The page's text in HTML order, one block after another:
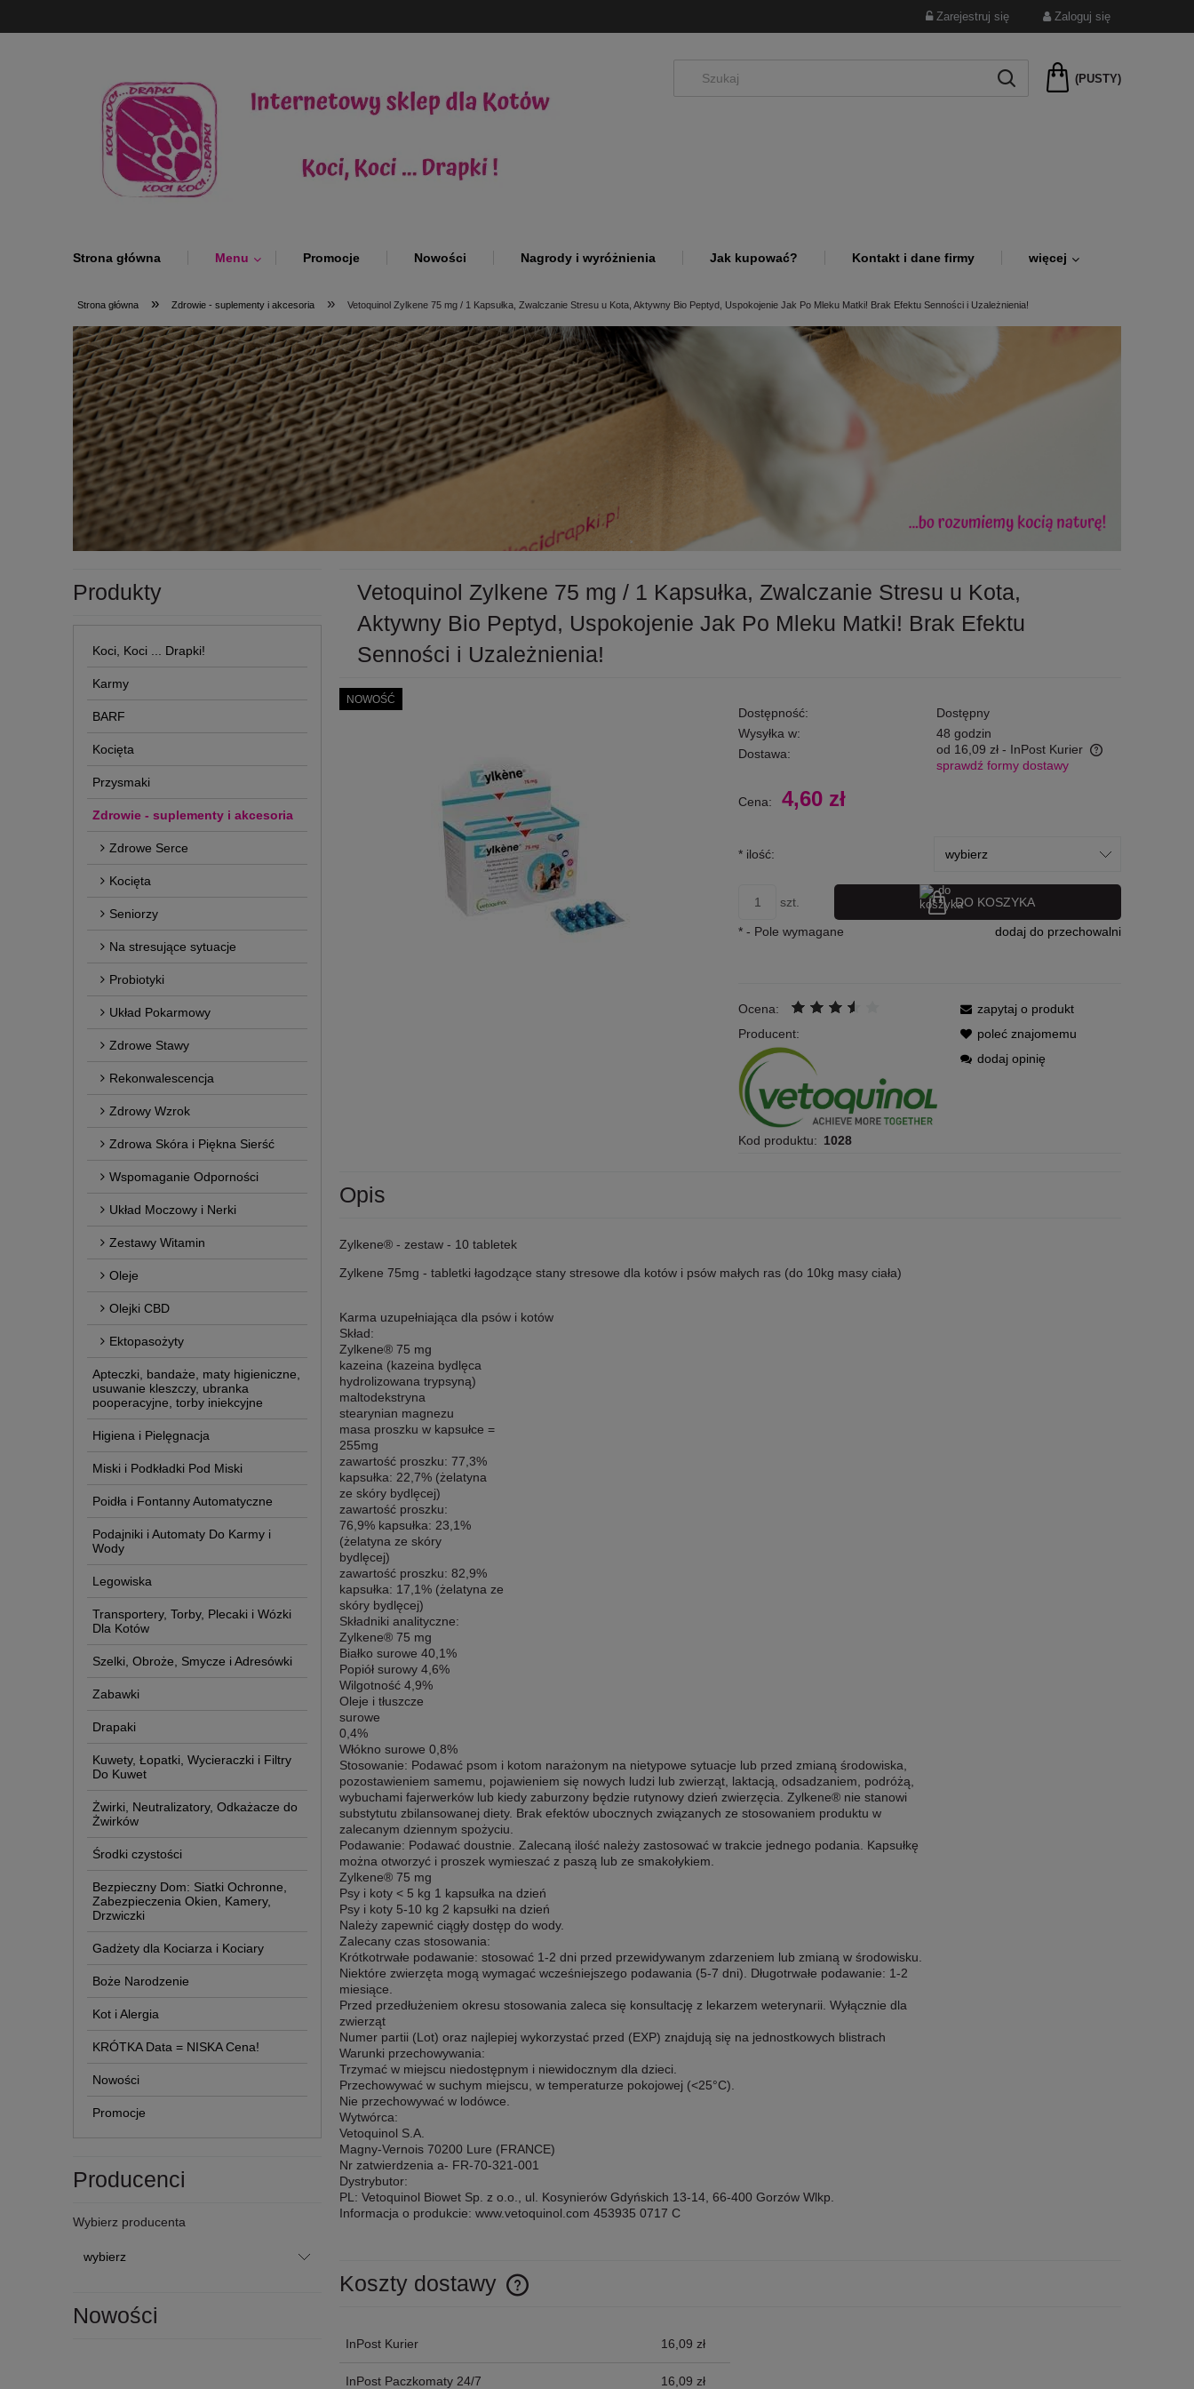
Zarejestruj się Zaloguj się
(PUSTY)
Strona główna Menu Promocje Nowości Nagrody i wyróżnienia Jak kupować? Kontakt i dane firmy więcej
Strona główna » Zdrowie - suplementy i akcesoria » Vetoquinol Zylkene 75 mg / 1 Kapsułka, Zwalczanie Stresu u Kota, Aktywny Bio Peptyd, Uspokojenie Jak Po Mleku Matki! Brak Efektu Senności i Uzależnienia!
Produkty
Koci, Koci ... Drapki!
Karmy
BARF
Kocięta
Przysmaki
Zdrowie - suplementy i akcesoria
Zdrowe Serce
Kocięta
Seniorzy
Na stresujące sytuacje
Probiotyki
Układ Pokarmowy
Zdrowe Stawy
Rekonwalescencja
Zdrowy Wzrok
Zdrowa Skóra i Piękna Sierść
Wspomaganie Odporności
Układ Moczowy i Nerki
Zestawy Witamin
Oleje
Olejki CBD
Ektopasożyty
Apteczki, bandaże, maty higieniczne,
usuwanie kleszczy, ubranka
pooperacyjne, torby iniekcyjne
Higiena i Pielęgnacja
Miski i Podkładki Pod Miski
Poidła i Fontanny Automatyczne
Podajniki i Automaty Do Karmy i
Wody
Legowiska
Transportery, Torby, Plecaki i Wózki
Dla Kotów
Szelki, Obroże, Smycze i Adresówki
Zabawki
Drapaki
Kuwety, Łopatki, Wycieraczki i Filtry
Do Kuwet
Żwirki, Neutralizatory, Odkażacze do
Żwirków
Środki czystości
Bezpieczny Dom: Siatki Ochronne,
Zabezpieczenia Okien, Kamery,
Drzwiczki
Gadżety dla Kociarza i Kociary
Boże Narodzenie
Kot i Alergia
KRÓTKA Data = NISKA Cena!
Nowości
Promocje
Producenci
Wybierz producenta
Nowości
Vetoquinol Zylkene 75 mg / 1 Kapsułka, Zwalczanie Stresu u Kota,
Aktywny Bio Peptyd, Uspokojenie Jak Po Mleku Matki! Brak Efektu
Senności i Uzależnienia!
NOWOŚĆ
Dostępność:
Dostępny
Wysyłka w:
48 godzin
Dostawa:
od 16,09 zł - InPost Kurier
sprawdź formy dostawy
Cena: 4,60 zł
* ilość:
szt. DO KOSZYKA
dodaj do przechowalni
* - Pole wymagane
Ocena:
Producent:
Kod produktu: 1028
zapytaj o produkt
poleć znajomemu
dodaj opinię
Opis
Zylkene® - zestaw - 10 tabletek
Zylkene 75mg - tabletki łagodzące stany stresowe dla kotów i psów małych ras (do 10kg masy ciała)
Karma uzupełniająca dla psów i kotów
Skład:
Zylkene® 75 mg
kazeina (kazeina bydlęca
hydrolizowana trypsyną)
maltodekstryna
stearynian magnezu
masa proszku w kapsułce =
255mg
zawartość proszku: 77,3%
kapsułka: 22,7% (żelatyna
ze skóry bydlęcej)
zawartość proszku:
76,9% kapsułka: 23,1%
(żelatyna ze skóry
bydlęcej)
zawartość proszku: 82,9%
kapsułka: 17,1% (żelatyna ze
skóry bydlęcej)
Składniki analityczne:
Zylkene® 75 mg
Białko surowe 40,1%
Popiół surowy 4,6%
Wilgotność 4,9%
Oleje i tłuszcze
surowe
0,4%
Włókno surowe 0,8%
Stosowanie: Podawać psom i kotom narażonym na nietypowe sytuacje lub przed zmianą środowiska,
pozostawieniem samemu, pojawieniem się nowych ludzi lub zwierząt, laktacją, odsadzaniem, podróżą,
wybuchami fajerwerków lub kiedy zaburzony będzie rutynowy dzień zwierzęcia. Zylkene® nie stanowi
substytutu zbilansowanej diety. Brak efektów ubocznych związanych ze stosowaniem produktu w
zalecanym dziennym spożyciu.
Podawanie: Podawać doustnie. Zalecaną ilość należy zastosować w trakcie jednego podania. Kapsułkę
można otworzyć i proszek wymieszać z paszą lub ze smakołykiem.
Zylkene® 75 mg
Psy i koty < 5 kg 1 kapsułka na dzień
Psy i koty 5-10 kg 2 kapsułki na dzień
Należy zapewnić ciągły dostęp do wody.
Zalecany czas stosowania:
Krótkotrwałe podawanie: stosować 1-2 dni przed przewidywanym zdarzeniem lub zmianą w środowisku.
Niektóre zwierzęta mogą wymagać wcześniejszego podawania (5-7 dni). Długotrwałe podawanie: 1-2
miesiące.
Przed przedłużeniem okresu stosowania zaleca się konsultację z lekarzem weterynarii. Wyłącznie dla
zwierząt
Numer partii (Lot) oraz najlepiej wykorzystać przed (EXP) znajdują się na jednostkowych blistrach
Warunki przechowywania:
Trzymać w miejscu niedostępnym i niewidocznym dla dzieci.
Przechowywać w suchym miejscu, w temperaturze pokojowej (<25°C).
Nie przechowywać w lodówce.
Wytwórca:
Vetoquinol S.A.
Magny-Vernois 70200 Lure (FRANCE)
Nr zatwierdzenia a- FR-70-321-001
Dystrybutor:
PL: Vetoquinol Biowet Sp. z o.o., ul. Kosynierów Gdyńskich 13-14, 66-400 Gorzów Wlkp.
Informacja o produkcie: www.vetoquinol.com 453935 0717 C
Koszty dostawy
InPost Kurier 16,09 zł
InPost Paczkomaty 24/7 16,09 zł